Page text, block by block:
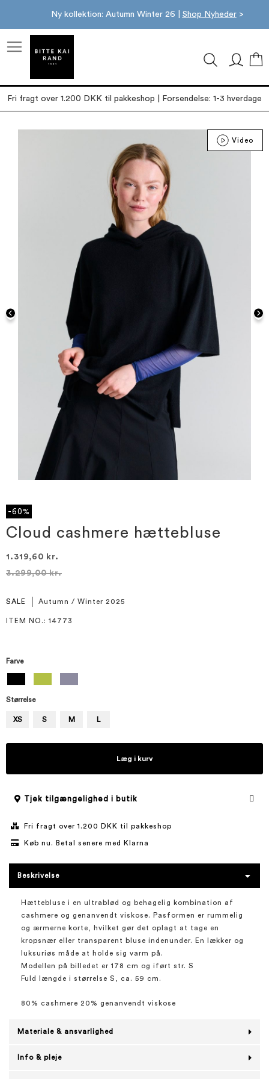
Ny kollektion: Autumn Winter 26 | Shop Nyheder>
Fri fragt over 1.200 DKK til pakkeshop | Forsendelse: 1-3 hverdage
Video
starten
af
billedgalleriet
-60%
Cloud cashmere hættebluse
1.319,60 kr.
3.299,00 kr.
SALE Autumn / Winter 2025
ITEM NO. : 14773
Farve
Størrelse
XS S M L
Læg i kurv
Tjek tilgængelighed i butik
Fri fragt over 1.200 DKK til pakkeshop
Køb nu. Betal senere med Klarna
Beskrivelse
Hættebluse i en ultrablød og behagelig kombination af
cashmere og genanvendt viskose. Pasformen er rummelig
og ærmerne korte, hvilket gør det oplagt at tage en
kropsnær eller transparent bluse indenunder. En lækker og
luksuriøs måde at holde sig varm på.
Modellen på billedet er 178 cm og iført str. S
Fuld længde i størrelse S, ca. 59 cm.
80% cashmere 20% genanvendt viskose
Materiale & ansvarlighed
Info & pleje